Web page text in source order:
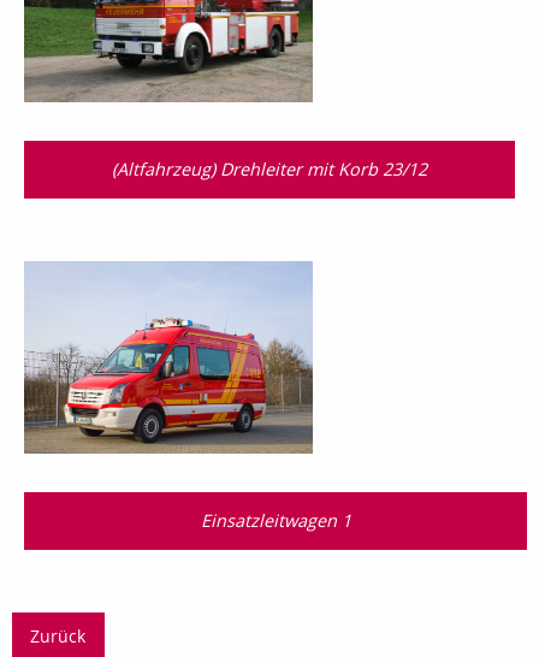
(Altfahrzeug) Drehleiter mit Korb 23/12
Einsatzleitwagen 1
Zurück